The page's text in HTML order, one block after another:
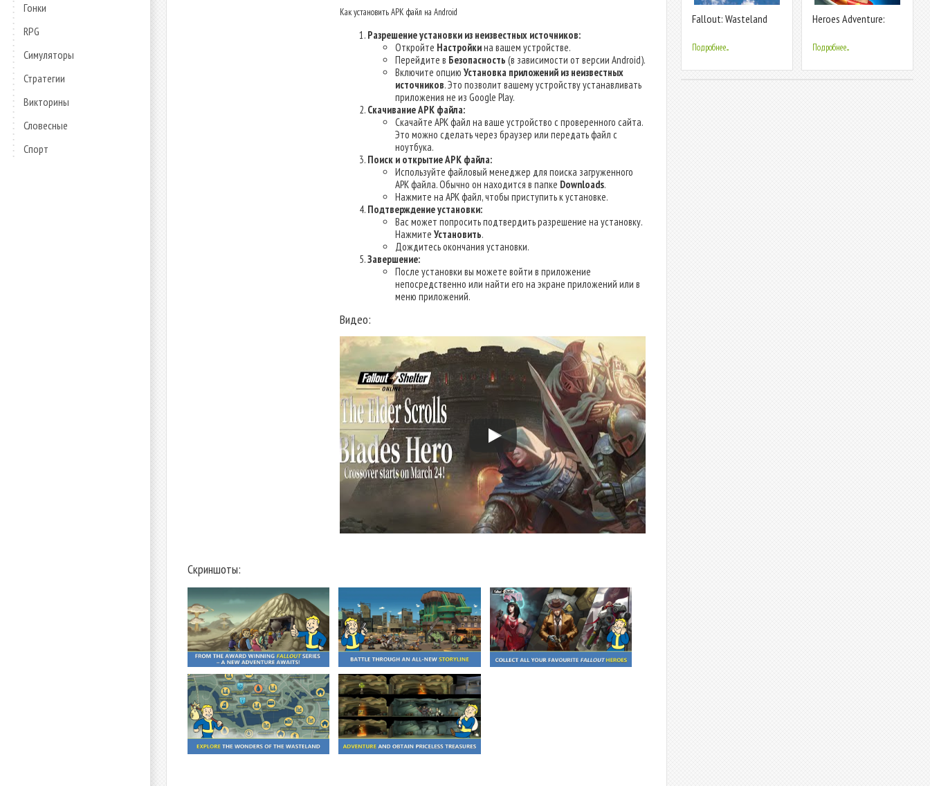
Гонки
RPG
Симуляторы
Стратегии
Викторины
Словесные
Спорт
Как установить APK файл на Android
Разрешение установки из неизвестных источников:
Откройте Настройкина вашем устройстве.
Перейдите в Безопасность (в зависимости от версии Android).
Включите опцию Установка приложений из неизвестных
источников. Это позволит вашему устройству устанавливать
приложения не из Google Play.
Скачивание APK файла:
Скачайте APK файл на ваше устройство с проверенного сайта.
Это можно сделать через браузер или передать файл с
ноутбука.
Поиск и открытие APK файла:
Используйте файловый менеджер для поиска загруженного
APK файла. Обычно он находится в папке Downloads.
Нажмите на APK файл, чтобы приступить к установке.
Подтверждение установки:
Вас может попросить подтвердить разрешение на установку.
Нажмите Установить.
Дождитесь окончания установки.
Завершение:
После установки вы можете войти в приложение
непосредственно или найти его на экране приложений или в
меню приложений.
Видео:
Скриншоты:
Fallout: Wasteland
Подробнее...
Heroes Adventure:
Подробнее...